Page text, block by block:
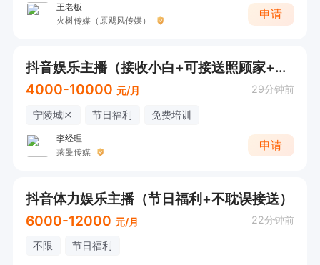
王老板
火树传媒（原飓风传媒）
申请
抖音娱乐主播（接收小白+可接送照顾家+一对一带薪培训）
4000-10000 元/月 29分钟前
宁陵城区 节日福利 免费培训
李经理
莱曼传媒
申请
抖音体力娱乐主播（节日福利+不耽误接送）
6000-12000 元/月 22分钟前
不限 节日福利